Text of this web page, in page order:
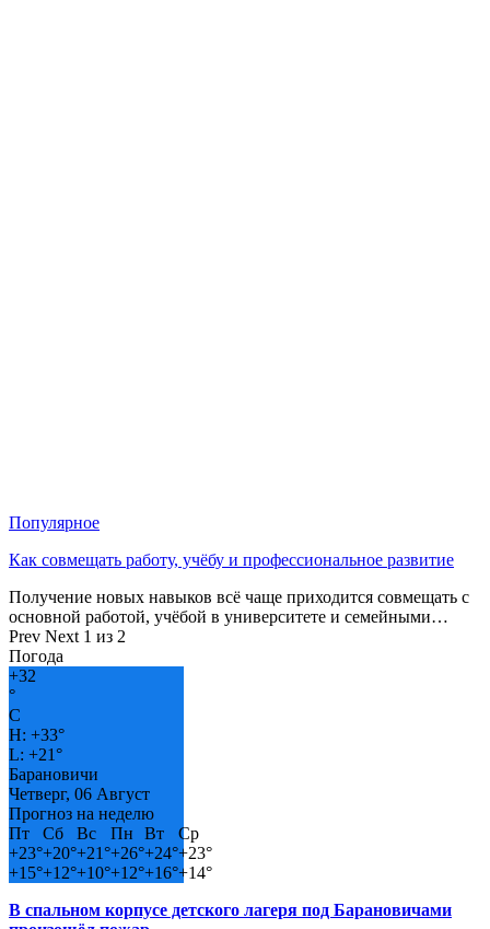
Популярное
Как совмещать работу, учёбу и профессиональное развитие
Получение новых навыков всё чаще приходится совмещать с
основной работой, учёбой в университете и семейными…
Prev Next 1 из 2
Погода
+32
°
C
H: +33°
L: +21°
Барановичи
Четверг, 06 Август
Прогноз на неделю
Пт
Сб Вс Пн Вт
Ср
+23°+20°+21°+26°+24°+23°
+15°+12°+10°+12°+16°+14°
В спальном корпусе детского лагеря под Барановичами